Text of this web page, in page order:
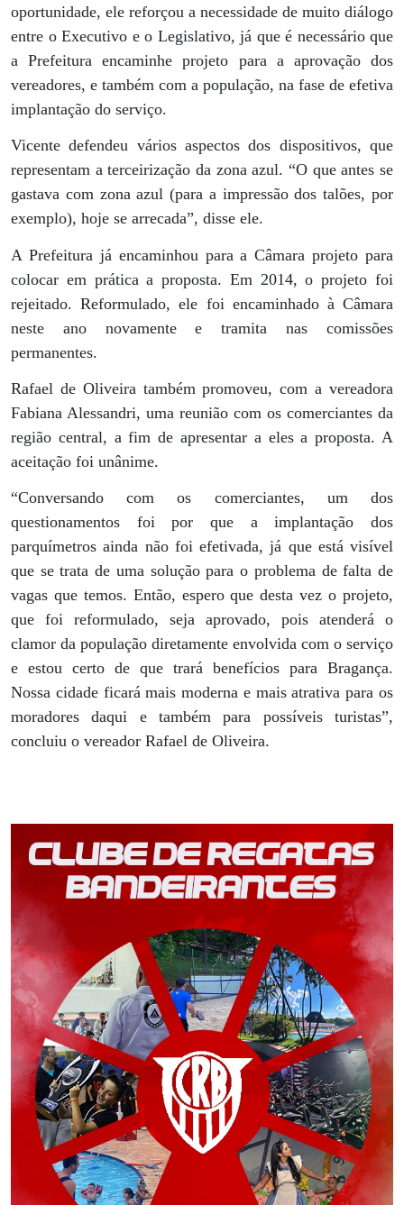
oportunidade, ele reforçou a necessidade de muito diálogo
entre o Executivo e o Legislativo, já que é necessário que
a Prefeitura encaminhe projeto para a aprovação dos
vereadores, e também com a população, na fase de efetiva
implantação do serviço.
Vicente defendeu vários aspectos dos dispositivos, que
representam a terceirização da zona azul. “O que antes se
gastava com zona azul (para a impressão dos talões, por
exemplo), hoje se arrecada”, disse ele.
A Prefeitura já encaminhou para a Câmara projeto para
colocar em prática a proposta. Em 2014, o projeto foi
rejeitado. Reformulado, ele foi encaminhado à Câmara
neste ano novamente e tramita nas comissões
permanentes.
Rafael de Oliveira também promoveu, com a vereadora
Fabiana Alessandri, uma reunião com os comerciantes da
região central, a fim de apresentar a eles a proposta. A
aceitação foi unânime.
“Conversando com os comerciantes, um dos
questionamentos foi por que a implantação dos
parquímetros ainda não foi efetivada, já que está visível
que se trata de uma solução para o problema de falta de
vagas que temos. Então, espero que desta vez o projeto,
que foi reformulado, seja aprovado, pois atenderá o
clamor da população diretamente envolvida com o serviço
e estou certo de que trará benefícios para Bragança.
Nossa cidade ficará mais moderna e mais atrativa para os
moradores daqui e também para possíveis turistas”,
concluiu o vereador Rafael de Oliveira.